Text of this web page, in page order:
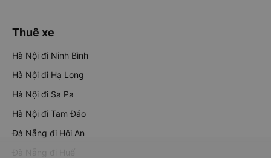
Thuê xe
Hà Nội đi Ninh Bình
Hà Nội đi Hạ Long
Hà Nội đi Sa Pa
Hà Nội đi Tam Đảo
Đà Nẵng đi Hội An
Đà Nẵng đi Huế